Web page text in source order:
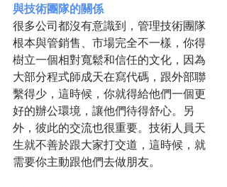
與技術團隊的關係
很多公司都沒有意識到，管理技術團隊
根本與管銷售、市場完全不一樣，你得
樹立一個相對寬鬆和信任的文化，因為
大部分程式師成天在寫代碼，跟外部聯
繫得少，這時候，你就得給他們一個更
好的辦公環境，讓他們待得舒心。另
外，彼此的交流也很重要。技術人員天
生就不善於跟大家打交道，這時候，就
需要你主動跟他們去做朋友。